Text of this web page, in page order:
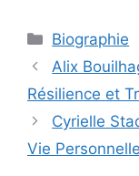
Categories
Biographie
Alix
Résilience et
Cyrielle
Vie Personnelle